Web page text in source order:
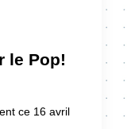
le Pop!
ce 16 avril